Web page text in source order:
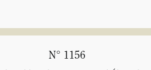
N° 1156